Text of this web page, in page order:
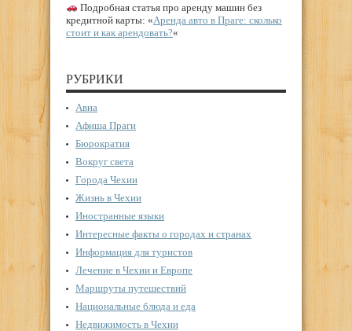
Подробная статья про аренду машин без
кредитной карты: «Аренда авто в Праге: сколько
стоит и как арендовать?«
РУБРИКИ
Авиа
Афиша Праги
Бюрократия
Вокруг света
Города Чехии
Жизнь в Чехии
Иностранные языки
Интересные факты о городах и странах
Информация для туристов
Лечение в Чехии и Европе
Маршруты путешествий
Национальные блюда и еда
Недвижимость в Чехии